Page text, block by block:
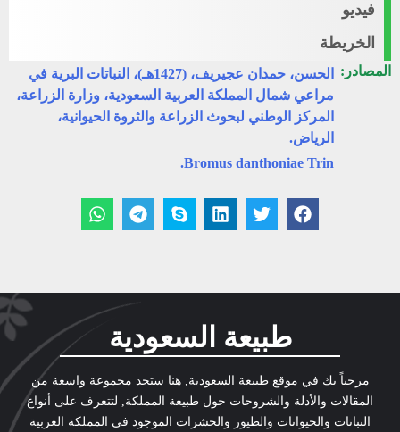
فيديو
الخريطة
المصادر:
الحسن، حمدان عجيريف، (1427هـ)، النباتات البرية في
مراعي شمال المملكة العربية السعودية، وزارة الزراعة،
المركز الوطني لبحوث الزراعة والثروة الحيوانية،
الرياض.
Bromus danthoniae Trin.
طبيعة السعودية
مرحباً بك في موقع طبيعة السعودية, هنا ستجد مجموعة واسعة من
المقالات والأدلة والشروحات حول طبيعة المملكة, لتتعرف على أنواع
النباتات والحيوانات والطيور والحشرات الموجود في المملكة العربية